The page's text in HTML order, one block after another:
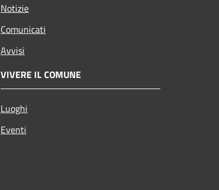
Notizie
Comunicati
Avvisi
VIVERE IL COMUNE
Luoghi
Eventi